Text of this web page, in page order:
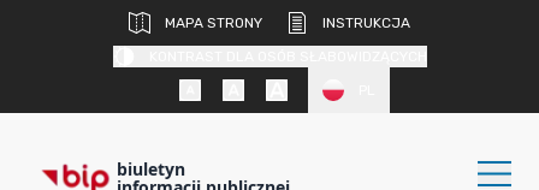
MAPA STRONY
INSTRUKCJA
biuletyn